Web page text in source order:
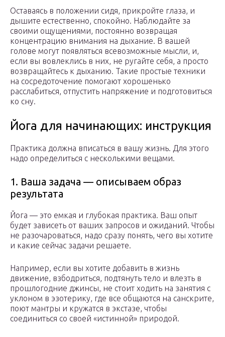
Оставаясь в положении сидя, прикройте глаза, и
дышите естественно, спокойно. Наблюдайте за
своими ощущениями, постоянно возвращая
концентрацию внимания на дыхание. В вашей
голове могут появляться всевозможные мысли, и,
если вы вовлеклись в них, не ругайте себя, а просто
возвращайтесь к дыханию. Такие простые техники
на сосредоточение помогают хорошенько
расслабиться, отпустить напряжение и подготовиться
ко сну.
Йога для начинающих: инструкция
Практика должна вписаться в вашу жизнь. Для этого
надо определиться с несколькими вещами.
1. Ваша задача — описываем образ
результата
Йога — это емкая и глубокая практика. Ваш опыт
будет зависеть от ваших запросов и ожиданий. Чтобы
не разочароваться, надо сразу понять, чего вы хотите
и какие сейчас задачи решаете.
Например, если вы хотите добавить в жизнь
движение, взбодриться, подтянуть тело и влезть в
прошлогодние джинсы, не стоит ходить на занятия с
уклоном в эзотерику, где все общаются на санскрите,
поют мантры и кружатся в экстазе, чтобы
соединиться со своей «истинной» природой.